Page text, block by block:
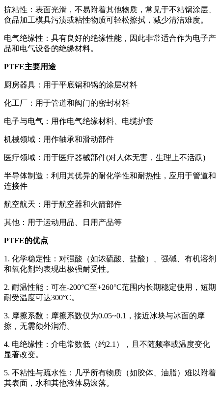
抗粘性：表面光滑，不易附着其他物质，常见于不粘锅涂层、
食品加工模具污渍或粘性物质可轻松擦拭，减少清洁难度。
电气绝缘性：具有良好的绝缘性能，因此非常适合作为电子产
品和电气设备的绝缘材料。
PTFE主要用途
厨房器具：用于平底锅和锅的涂层材料
化工厂：用于管道和阀门的密封材料
电子与电气：用作电气绝缘材料、电缆护套
机械领域：用作轴承和滑动部件
医疗领域：用于医疗器械部件(对人体无害，生理上不活跃)
半导体制造：利用其优异的耐化学性和耐热性，应用于管道和
连接件
航空航天：用于航空器和火箭部件
其他：用于运动用品、日用产品等
PTFE的优点
1. 化学稳定性：对强酸（如浓硫酸、盐酸）、强碱、有机溶剂
和氧化剂均表现出极强耐受性。
2. 耐温性能：可在-200°C至+260°C范围内长期稳定使用，短期
耐受温度可达300°C。
3. 摩擦系数：摩擦系数仅为0.05~0.1，接近冰块与冰面的摩
擦，无需额外润滑。
4. 电绝缘性：介电常数低（约2.1），且不随频率或温度变化
显著改变。
5. 不粘性与疏水性：几乎所有物质（如胶体、油脂）难以附着
其表面，水和其他液体易滚落。